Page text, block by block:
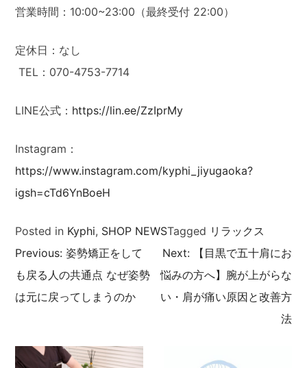
営業時間：10:00~23:00（最終受付 22:00）
定休日：なし
TEL：070-4753-7714
LINE公式： https://lin.ee/ZzIprMy
Instagram：
https://www.instagram.com/kyphi_jiyugaoka?
igsh=cTd6YnBoeH
Posted in Kyphi, SHOP NEWSTagged リラックス
投
稿
ビ
Previous: 姿勢矯正をして
も戻る人の共通点 なぜ姿勢
は元に戻ってしまうのか
Next:
【目黒で五十肩にお
悩みの方へ】腕が上がらな
い・肩が痛い原因と改善方
法